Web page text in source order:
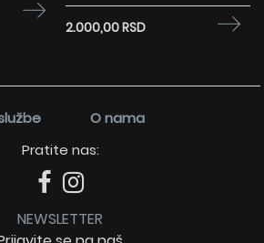
2.000,00 RSD
O nama
Pratite nas:
NEWSLETTER